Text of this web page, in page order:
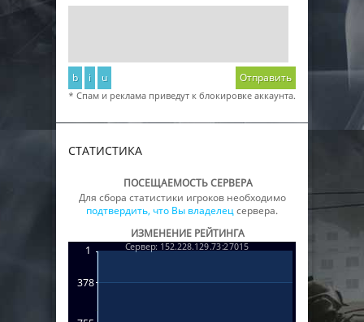
b i u Отправить
* Спам и реклама приведут к блокировке аккаунта.
СТАТИСТИКА
ПОСЕЩАЕМОСТЬ СЕРВЕРА
Для сбора статистики игроков необходимо
подтвердить, что Вы владелецсервера.
ИЗМЕНЕНИЕ РЕЙТИНГА